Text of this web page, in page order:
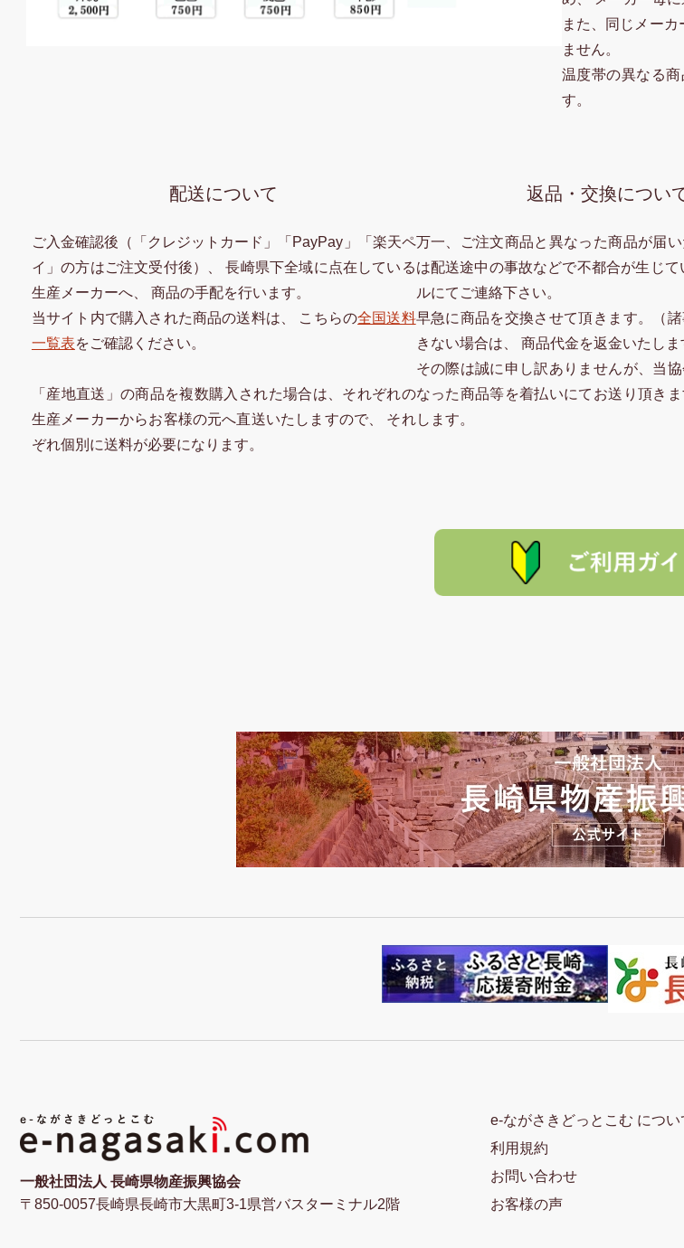
また、同じメー
ません。
温度帯の異なる
す。
配送について
ご入金確認後（「クレジットカード」「PayPay」「楽天ペ
イ」の方はご注文受付後）、 長崎県下全域に点在している
生産メーカーへ、 商品の手配を行います。
当サイト内で購入された商品の送料は、 こちらの全国送料
一覧表をご確認ください。
「産地直送」の商品を複数購入された場合は、それぞれの
生産メーカーからお客様の元へ直送いたしますので、 それ
ぞれ個別に送料が必要になります。
返品・交換につい
万一、ご注文商品と異なった商品が届
は配送途中の事故などで不都合が生じて
ルにてご連絡下さい。
早急に商品を交換させて頂きます。（
きない場合は、 商品代金を返金いたしま
その際は誠に申し訳ありませんが、当
なった商品等を着払いにてお送り頂き
します。
一般社団法人 長崎県物産振興協会
〒850-0057長崎県長崎市大黒町3-1県営バスターミナル2階
e-ながさきどっとこむ につい
利用規約
お問い合わせ
お客様の声